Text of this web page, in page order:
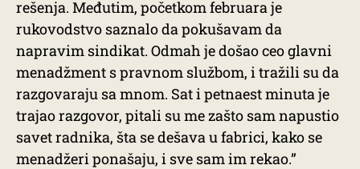
rešenja. Međutim, početkom februara je
rukovodstvo saznalo da pokušavam da
napravim sindikat. Odmah je došao ceo glavni
menadžment s pravnom službom, i tražili su da
razgovaraju sa mnom. Sat i petnaest minuta je
trajao razgovor, pitali su me zašto sam napustio
savet radnika, šta se dešava u fabrici, kako se
menadžeri ponašaju, i sve sam im rekao.”